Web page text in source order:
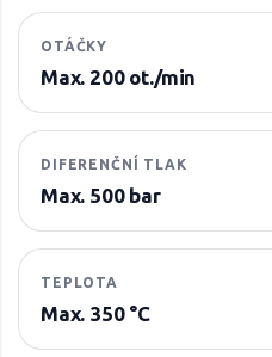
OTÁČKY
Max. 200 ot./min
DIFERENČNÍ TLAK
Max. 500 bar
TEPLOTA
Max. 350 °C